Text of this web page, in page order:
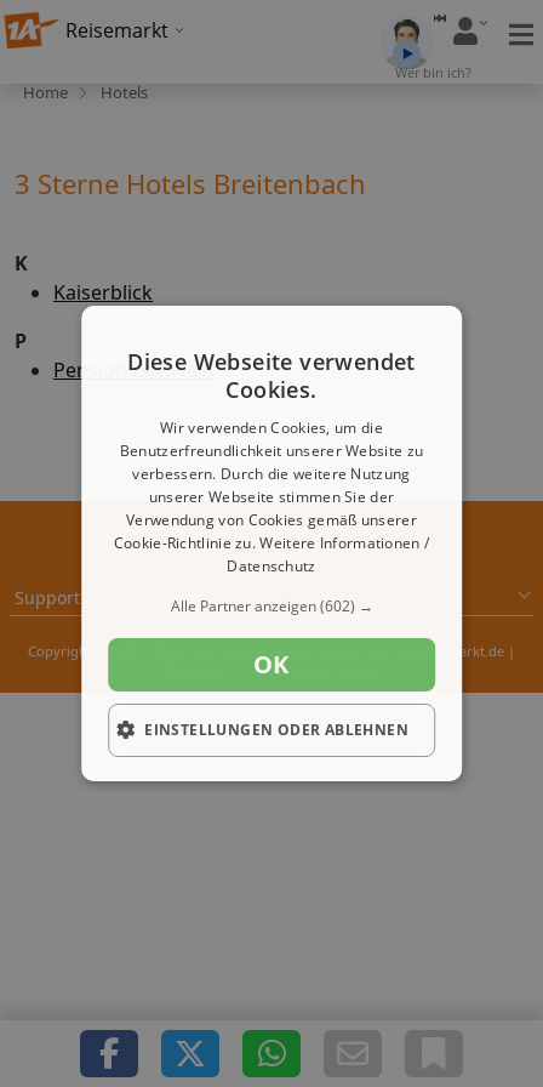
Reisemarkt
Wer bin ich?
Home Hotels
3 Sterne Hotels Breitenbach
K
Kaiserblick
P
Pension Edelweiß
Support & Impressum
Copyright © 2000 - 2026 1A-Infosysteme.de | Content by: 1A-Reisemarkt.de |
| CFo: No|PATH ( 0.441)
Diese Webseite verwendet
Cookies.
Wir verwenden Cookies, um die
Benutzerfreundlichkeit unserer Website zu
verbessern. Durch die weitere Nutzung
unserer Webseite stimmen Sie der
Verwendung von Cookies gemäß unserer
Cookie-Richtlinie zu.Weitere Informationen /
Datenschutz
Alle Partner anzeigen(602) →
OK
EINSTELLUNGEN ODER ABLEHNEN